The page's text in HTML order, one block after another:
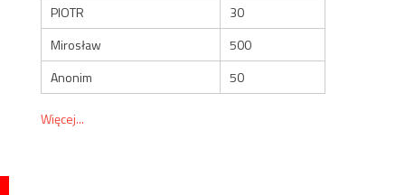
PIOTR
30
Mirosław
500
Anonim
50
Więcej...